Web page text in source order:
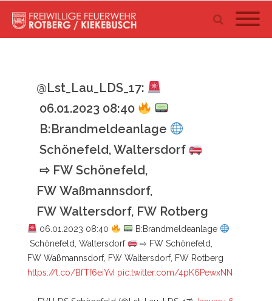
@Lst_Lau_LDS_17:
06.01.2023 08:40
B:Brandmeldeanlage
Schönefeld, Waltersdorf
⇨ FW Schönefeld,
FW Waßmannsdorf,
FW Waltersdorf, FW Rotberg
06.01.2023 08:40
B:Brandmeldeanlage
Schönefeld, Waltersdorf
⇨ FW Schönefeld,
FW Waßmannsdorf, FW Waltersdorf, FW Rotberg
https://t.co/BfTf6eiYvI pic.twitter.com/4pK6PewxNN